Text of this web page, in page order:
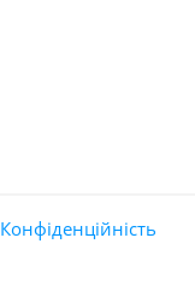
Конфіденційність